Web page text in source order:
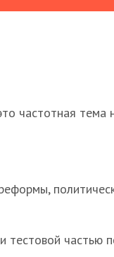
частотная тема
тестовой частью